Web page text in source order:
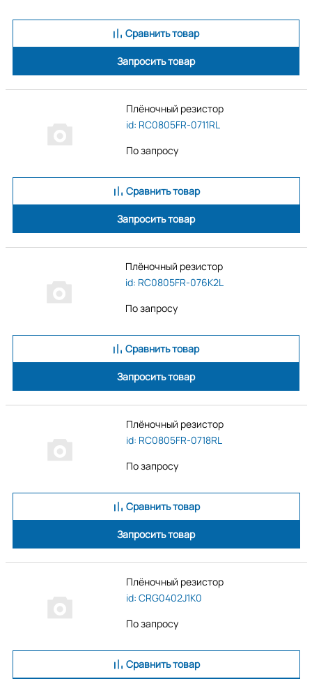
Сравнить товар
Запросить товар
Плёночный резистор
id: RC0805FR-0711RL
По запросу
Сравнить товар
Запросить товар
Плёночный резистор
id: RC0805FR-076K2L
По запросу
Сравнить товар
Запросить товар
Плёночный резистор
id: RC0805FR-0718RL
По запросу
Сравнить товар
Запросить товар
Плёночный резистор
id: CRG0402J1K0
По запросу
Сравнить товар